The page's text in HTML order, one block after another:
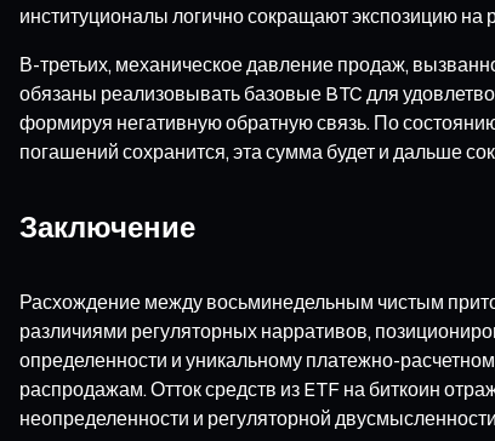
институционалы логично сокращают экспозицию
В-третьих, механическое давление продаж,
обязаны реализовывать базовые BTC для
формируя негативную обратную связь. По
погашений сохранится, эта сумма будет и дальше
Заключение
Расхождение между восьминедельным чистым
различиями регуляторных нарративов,
определенности и уникальному платежно-
распродажам. Отток средств из ETF на биткоин
неопределенности и регуляторной